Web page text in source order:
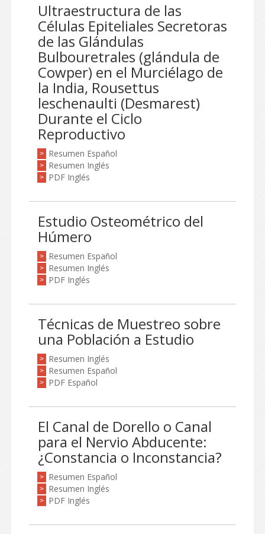
Ultraestructura de las
Células Epiteliales Secretoras
de las Glándulas
Bulbouretrales (glándula de
Cowper) en el Murciélago de
la India, Rousettus
leschenaulti (Desmarest)
Durante el Ciclo
Reproductivo
> Resumen Español
> Resumen Inglés
> PDF Inglés
Estudio Osteométrico del
Húmero
> Resumen Español
> Resumen Inglés
> PDF Inglés
Técnicas de Muestreo sobre
una Población a Estudio
> Resumen Inglés
> Resumen Español
> PDF Español
El Canal de Dorello o Canal
para el Nervio Abducente:
¿Constancia o Inconstancia?
> Resumen Español
> Resumen Inglés
> PDF Inglés